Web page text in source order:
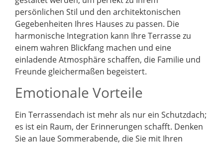
persönlichen Stil und den architektonischen
Gegebenheiten Ihres Hauses zu passen. Die
harmonische Integration kann Ihre Terrasse zu
einem wahren Blickfang machen und eine
einladende Atmosphäre schaffen, die Familie und
Freunde gleichermaßen begeistert.
Emotionale Vorteile
Ein Terrassendach ist mehr als nur ein Schutzdach;
es ist ein Raum, der Erinnerungen schafft. Denken
Sie an laue Sommerabende, die Sie mit Ihren